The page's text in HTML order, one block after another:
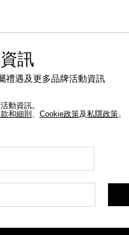
訊
禮遇及更多品牌活動資訊
動資訊。
和細則 Cookie政策及私隱政策。